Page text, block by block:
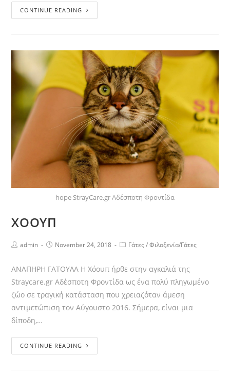
CONTINUE READING
hope StrayCare.gr Αδέσποτη Φροντίδα
ΧΟΟΥΠ
admin November 24, 2018 Γάτες/Φιλοξενία/Γάτες
ΑΝΑΠΗΡΗ ΓΑΤΟΥΛΑ Η Χόουπ ήρθε στην αγκαλιά της
Straycare.gr Αδέσποτη Φροντίδα ως ένα πολύ πληγωμένο
ζώο σε τραγική κατάσταση που χρειαζόταν άμεση
αντιμετώπιση τον Αύγουστο 2016. Σήμερα, είναι μια
δίποδη,…
CONTINUE READING